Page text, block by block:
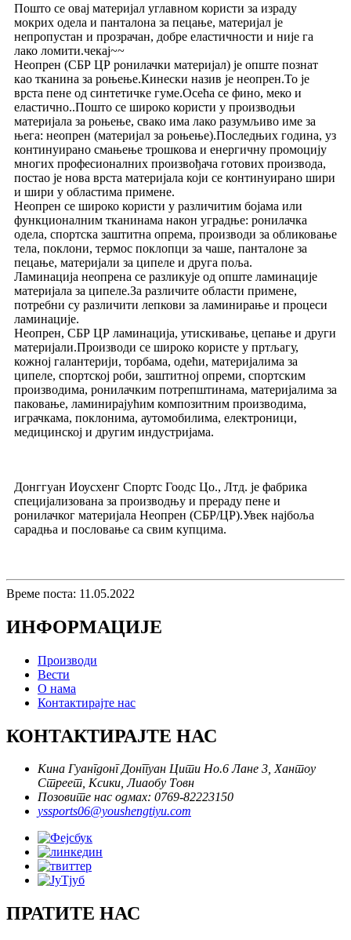
Пошто се овај материјал углавном користи за израду
мокрих одела и панталона за пецање, материјал је
непропустан и прозрачан, добре еластичности и није га
лако ломити.чекај~~
Неопрен (СБР ЦР ронилачки материјал) је опште познат
као тканина за роњење.Кинески назив је неопрен.То је
врста пене од синтетичке гуме.Осећа се фино, меко и
еластично..Пошто се широко користи у производњи
материјала за роњење, свако има лако разумљиво име за
њега: неопрен (материјал за роњење).Последњих година, уз
континуирано смањење трошкова и енергичну промоцију
многих професионалних произвођача готових производа,
постао је нова врста материјала који се континуирано шири
и шири у областима примене.
Неопрен се широко користи у различитим бојама или
функционалним тканинама након уградње: ронилачка
одела, спортска заштитна опрема, производи за обликовање
тела, поклони, термос поклопци за чаше, панталоне за
пецање, материјали за ципеле и друга поља.
Ламинација неопрена се разликује од опште ламинације
материјала за ципеле.За различите области примене,
потребни су различити лепкови за ламинирање и процеси
ламинације.
Неопрен, СБР ЦР ламинација, утискивање, цепање и други
материјали.Производи се широко користе у пртљагу,
кожној галантерији, торбама, одећи, материјалима за
ципеле, спортској роби, заштитној опреми, спортским
производима, ронилачким потрепштинама, материјалима за
паковање, ламинирајућим композитним производима,
играчкама, поклонима, аутомобилима, електроници,
медицинској и другим индустријама.
Донггуан Иоусхенг Спортс Гоодс Цо., Лтд. је фабрика
специјализована за производњу и прераду пене и
ронилачког материјала Неопрен (СБР/ЦР).Увек најбоља
сарадња и пословање са свим купцима.
Време поста: 11.05.2022
ИНФОРМАЦИЈЕ
Производи
Вести
О нама
Контактирајте нас
КОНТАКТИРАЈТЕ НАС
Кина Гуангдонг Донггуан Цити Но.6 Лане 3, Хантоу
Стреет, Ксики, Лиаобу Товн
Позовите нас одмах: 0769-82223150
yssports06@youshengtiyu.com
ПРАТИТЕ НАС